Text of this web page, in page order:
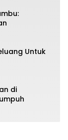
Untuk
di